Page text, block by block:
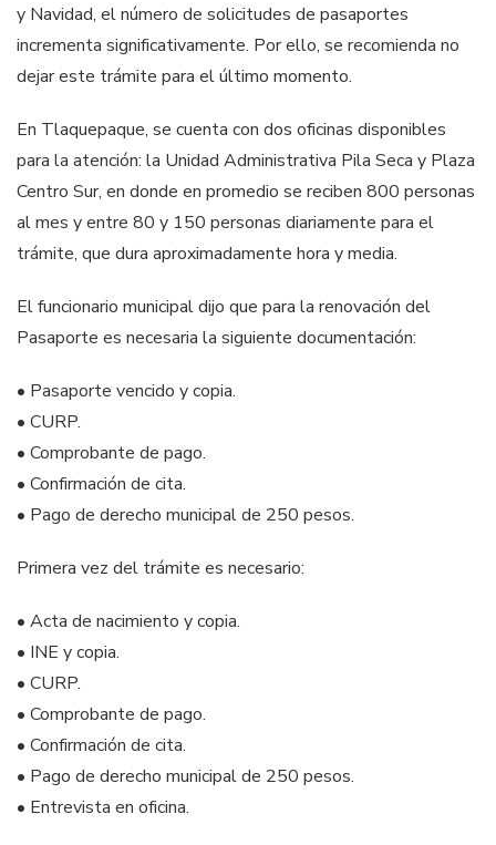
y Navidad, el número de solicitudes de pasaportes
incrementa significativamente. Por ello, se recomienda no
dejar este trámite para el último momento.
En Tlaquepaque, se cuenta con dos oficinas disponibles
para la atención: la Unidad Administrativa Pila Seca y Plaza
Centro Sur, en donde en promedio se reciben 800 personas
al mes y entre 80 y 150 personas diariamente para el
trámite, que dura aproximadamente hora y media.
El funcionario municipal dijo que para la renovación del
Pasaporte es necesaria la siguiente documentación:
• Pasaporte vencido y copia.
• CURP.
• Comprobante de pago.
• Confirmación de cita.
• Pago de derecho municipal de 250 pesos.
Primera vez del trámite es necesario:
• Acta de nacimiento y copia.
• INE y copia.
• CURP.
• Comprobante de pago.
• Confirmación de cita.
• Pago de derecho municipal de 250 pesos.
• Entrevista en oficina.